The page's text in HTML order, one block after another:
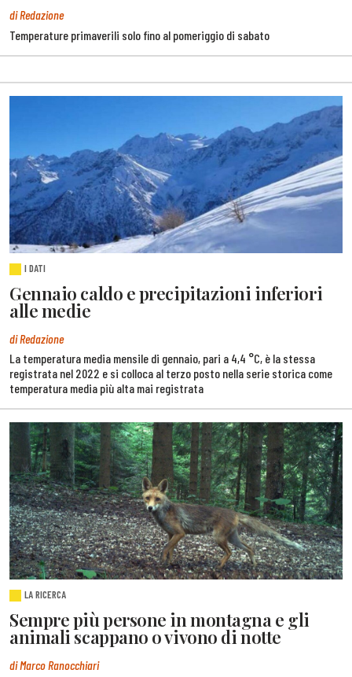
di Redazione
Temperature primaverili solo fino al pomeriggio di sabato
I DATI
Gennaio caldo e precipitazioni inferiori
alle medie
di Redazione
La temperatura media mensile di gennaio, pari a 4,4 °C, è la stessa
registrata nel 2022 e si colloca al terzo posto nella serie storica come
temperatura media più alta mai registrata
LA RICERCA
Sempre più persone in montagna e gli
animali scappano o vivono di notte
di Marco Ranocchiari